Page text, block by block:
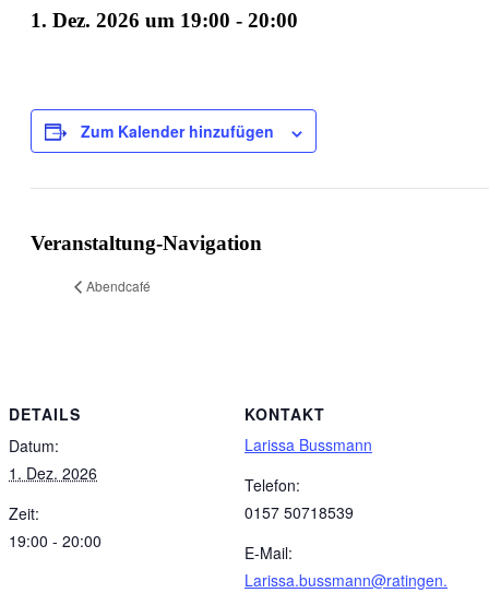
1. Dez. 2026 um 19:00 - 20:00
Zum Kalender hinzufügen
Veranstaltung-Navigation
Abendcafé
DETAILS
Datum:
1. Dez. 2026
Zeit:
19:00 - 20:00
KONTAKT
Larissa Bussmann
Telefon:
0157 50718539
E-Mail:
Larissa.bussmann@ratingen.